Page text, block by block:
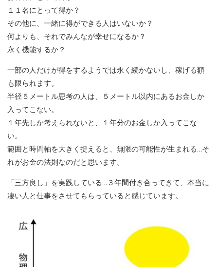
１１名にとって得か？
その他に、一緒に得ができる人はいないか？
何よりも、それでみんなが幸せになるか？
永く機能するか？
一部の人だけが得をするようでは永く続かないし、稼げる額
も限られます。
半径５メートル思考の人は、５メートル以内にあるお金しか
入ってこない。
１年先しか考えられないと、１年分のお金しか入ってこな
い。
範囲と時間軸を大きく捉えると、無限の可能性が生まれる…そ
れがお金の法則なのだと思います。
「三方良し」を実践している…３年間付き合ってきて、本当に
凄い人と仕事をさせてもらっていると感じています。